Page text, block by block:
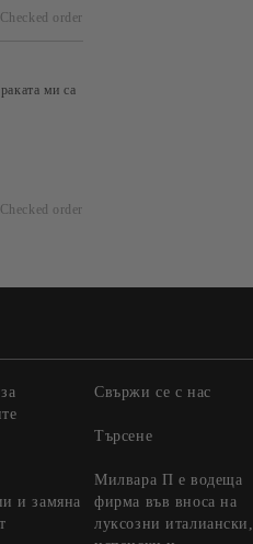
Checked order
Checked order
ми са
и замяна
Свържи се с нас
Търсене
Милвара П е водеща
фирма във вноса на
луксозни италиански,